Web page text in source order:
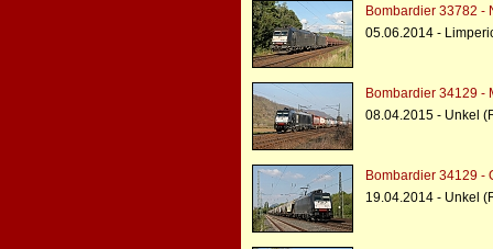
Bombardier 33782 -
05.06.2014 -
Bombardier 34129 -
08.04.2015 - Unkel
Bombardier 34129 -
19.04.2014 - Unkel